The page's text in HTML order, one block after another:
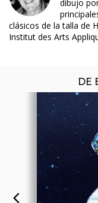
dibujo
clásicos de la talla de
Institut des Arts
DE